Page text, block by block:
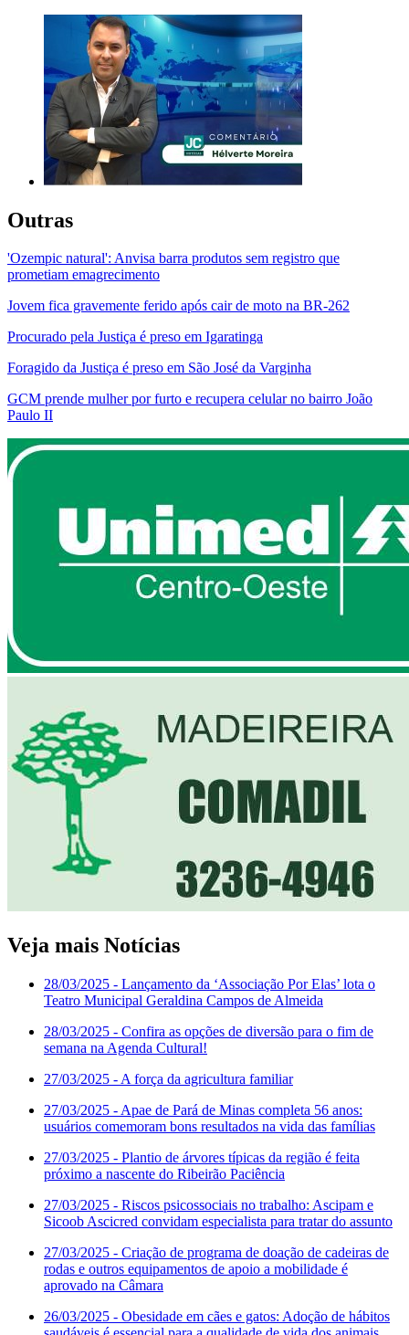
Outras
'Ozempic natural': Anvisa barra produtos sem registro que
prometiam emagrecimento
Jovem fica gravemente ferido após cair de moto na BR-262
Procurado pela Justiça é preso em Igaratinga
Foragido da Justiça é preso em São José da Varginha
GCM prende mulher por furto e recupera celular no bairro João
Paulo II
Veja mais Notícias
28/03/2025 - Lançamento da ‘Associação Por Elas’ lota o
Teatro Municipal Geraldina Campos de Almeida
28/03/2025 - Confira as opções de diversão para o fim de
semana na Agenda Cultural!
27/03/2025 - A força da agricultura familiar
27/03/2025 - Apae de Pará de Minas completa 56 anos:
usuários comemoram bons resultados na vida das famílias
27/03/2025 - Plantio de árvores típicas da região é feita
próximo a nascente do Ribeirão Paciência
27/03/2025 - Riscos psicossociais no trabalho: Ascipam e
Sicoob Ascicred convidam especialista para tratar do assunto
27/03/2025 - Criação de programa de doação de cadeiras de
rodas e outros equipamentos de apoio a mobilidade é
aprovado na Câmara
26/03/2025 - Obesidade em cães e gatos: Adoção de hábitos